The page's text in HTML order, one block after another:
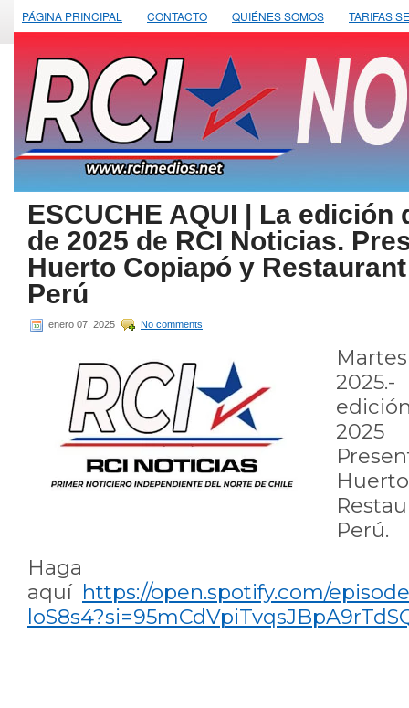
PÁGINA PRINCIPAL CONTACTO QUIÉNES SOMOS TARIFAS
ESCUCHE AQUI | La edición
de 2025 de RCI Noticias.
Huerto Copiapó y
Perú
enero 07, 2025 No comments
2025.-
2025
Perú.
Haga
aquí https://open.spotify.com/